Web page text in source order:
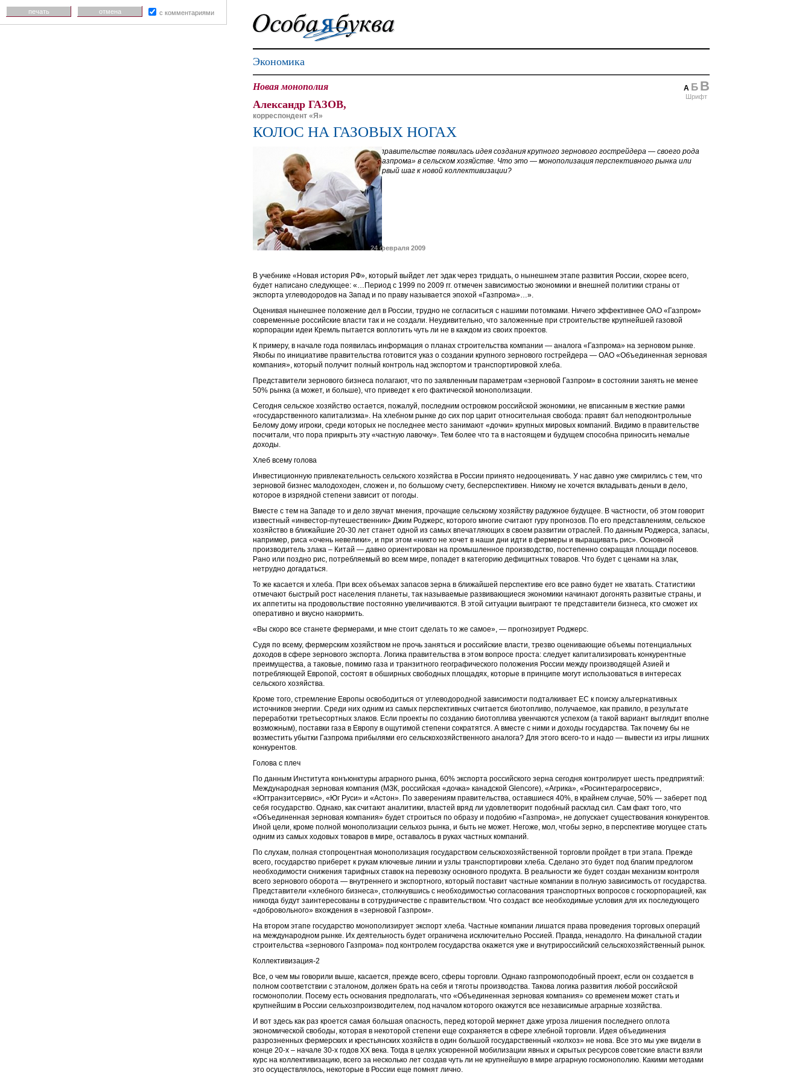
Экономика
А Б В
Шрифт
Новая монополия
Александр ГАЗОВ,
корреспондент «Я»
КОЛОС НА ГАЗОВЫХ НОГАХ
В правительстве появилась идея создания крупного зернового гострейдера — своего рода
«Газпрома» в сельском хозяйстве. Что это — монополизация перспективного рынка или
первый шаг к новой коллективизации?
24 февраля 2009
В учебнике «Новая история РФ», который выйдет лет эдак через тридцать, о нынешнем этапе развития России, скорее всего,
будет написано следующее: «…Период с 1999 по 2009 гг. отмечен зависимостью экономики и внешней политики страны от
экспорта углеводородов на Запад и по праву называется эпохой «Газпрома»…».
Оценивая нынешнее положение дел в России, трудно не согласиться с нашими потомками. Ничего эффективнее ОАО «Газпром»
современные российские власти так и не создали. Неудивительно, что заложенные при строительстве крупнейшей газовой
корпорации идеи Кремль пытается воплотить чуть ли не в каждом из своих проектов.
К примеру, в начале года появилась информация о планах строительства компании — аналога «Газпрома» на зерновом рынке.
Якобы по инициативе правительства готовится указ о создании крупного зернового гострейдера — ОАО «Объединенная зерновая
компания», который получит полный контроль над экспортом и транспортировкой хлеба.
Представители зернового бизнеса полагают, что по заявленным параметрам «зерновой Газпром» в состоянии занять не менее
50% рынка (а может, и больше), что приведет к его фактической монополизации.
Сегодня сельское хозяйство остается, пожалуй, последним островком российской экономики, не вписанным в жесткие рамки
«государственного капитализма». На хлебном рынке до сих пор царит относительная свобода: правят бал неподконтрольные
Белому дому игроки, среди которых не последнее место занимают «дочки» крупных мировых компаний. Видимо в правительстве
посчитали, что пора прикрыть эту «частную лавочку». Тем более что та в настоящем и будущем способна приносить немалые
доходы.
Хлеб всему голова
Инвестиционную привлекательность сельского хозяйства в России принято недооценивать. У нас давно уже смирились с тем, что
зерновой бизнес малодоходен, сложен и, по большому счету, бесперспективен. Никому не хочется вкладывать деньги в дело,
которое в изрядной степени зависит от погоды.
Вместе с тем на Западе то и дело звучат мнения, прочащие сельскому хозяйству радужное будущее. В частности, об этом говорит
известный «инвестор-путешественник» Джим Роджерс, которого многие считают гуру прогнозов. По его представлениям, сельское
хозяйство в ближайшие 20-30 лет станет одной из самых впечатляющих в своем развитии отраслей. По данным Роджерса, запасы,
например, риса «очень невелики», и при этом «никто не хочет в наши дни идти в фермеры и выращивать рис». Основной
производитель злака – Китай — давно ориентирован на промышленное производство, постепенно сокращая площади посевов.
Рано или поздно рис, потребляемый во всем мире, попадет в категорию дефицитных товаров. Что будет с ценами на злак,
нетрудно догадаться.
То же касается и хлеба. При всех объемах запасов зерна в ближайшей перспективе его все равно будет не хватать. Статистики
отмечают быстрый рост населения планеты, так называемые развивающиеся экономики начинают догонять развитые страны, и
их аппетиты на продовольствие постоянно увеличиваются. В этой ситуации выиграют те представители бизнеса, кто сможет их
оперативно и вкусно накормить.
«Вы скоро все станете фермерами, и мне стоит сделать то же самое», — прогнозирует Роджерс.
Судя по всему, фермерским хозяйством не прочь заняться и российские власти, трезво оценивающие объемы потенциальных
доходов в сфере зернового экспорта. Логика правительства в этом вопросе проста: следует капитализировать конкурентные
преимущества, а таковые, помимо газа и транзитного географического положения России между производящей Азией и
потребляющей Европой, состоят в обширных свободных площадях, которые в принципе могут использоваться в интересах
сельского хозяйства.
Кроме того, стремление Европы освободиться от углеводородной зависимости подталкивает ЕС к поиску альтернативных
источников энергии. Среди них одним из самых перспективных считается биотопливо, получаемое, как правило, в результате
переработки третьесортных злаков. Если проекты по созданию биотоплива увенчаются успехом (а такой вариант выглядит вполне
возможным), поставки газа в Европу в ощутимой степени сократятся. А вместе с ними и доходы государства. Так почему бы не
возместить убытки Газпрома прибылями его сельскохозяйственного аналога? Для этого всего-то и надо — вывести из игры лишних
конкурентов.
Голова с плеч
По данным Института конъюнктуры аграрного рынка, 60% экспорта российского зерна сегодня контролирует шесть предприятий:
Международная зерновая компания (МЗК, российская «дочка» канадской Glencore), «Агрика», «Росинтерагросервис»,
«Югтранзитсервис», «Юг Руси» и «Астон». По заверениям правительства, оставшиеся 40%, в крайнем случае, 50% — заберет под
себя государство. Однако, как считают аналитики, властей вряд ли удовлетворит подобный расклад сил. Сам факт того, что
«Объединенная зерновая компания» будет строиться по образу и подобию «Газпрома», не допускает существования конкурентов.
Иной цели, кроме полной монополизации сельхоз рынка, и быть не может. Негоже, мол, чтобы зерно, в перспективе могущее стать
одним из самых ходовых товаров в мире, оставалось в руках частных компаний.
По слухам, полная стопроцентная монополизация государством сельскохозяйственной торговли пройдет в три этапа. Прежде
всего, государство приберет к рукам ключевые линии и узлы транспортировки хлеба. Сделано это будет под благим предлогом
необходимости снижения тарифных ставок на перевозку основного продукта. В реальности же будет создан механизм контроля
всего зернового оборота — внутреннего и экспортного, который поставит частные компании в полную зависимость от государства.
Представители «хлебного бизнеса», столкнувшись с необходимостью согласования транспортных вопросов с госкорпорацией, как
никогда будут заинтересованы в сотрудничестве с правительством. Что создаст все необходимые условия для их последующего
«добровольного» вхождения в «зерновой Газпром».
На втором этапе государство монополизирует экспорт хлеба. Частные компании лишатся права проведения торговых операций
на международном рынке. Их деятельность будет ограничена исключительно Россией. Правда, ненадолго. На финальной стадии
строительства «зернового Газпрома» под контролем государства окажется уже и внутрироссийский сельскохозяйственный рынок.
Коллективизация-2
Все, о чем мы говорили выше, касается, прежде всего, сферы торговли. Однако газпромоподобный проект, если он создается в
полном соответствии с эталоном, должен брать на себя и тяготы производства. Такова логика развития любой российской
госмонополии. Посему есть основания предполагать, что «Объединенная зерновая компания» со временем может стать и
крупнейшим в России сельхозпроизводителем, под началом которого окажутся все независимые аграрные хозяйства.
И вот здесь как раз кроется самая большая опасность, перед которой меркнет даже угроза лишения последнего оплота
экономической свободы, которая в некоторой степени еще сохраняется в сфере хлебной торговли. Идея объединения
разрозненных фермерских и крестьянских хозяйств в один большой государственный «колхоз» не нова. Все это мы уже видели в
конце 20-х – начале 30-х годов XX века. Тогда в целях ускоренной мобилизации явных и скрытых ресурсов советские власти взяли
курс на коллективизацию, всего за несколько лет создав чуть ли не крупнейшую в мире аграрную госмонополию. Какими методами
это осуществлялось, некоторые в России еще помнят лично.
печать отмена с комментариями